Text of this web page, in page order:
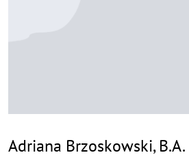
Adriana Brzoskowski, B.A.